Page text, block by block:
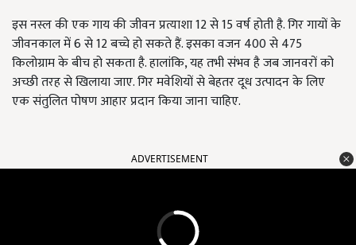
इस नस्ल की एक गाय की जीवन प्रत्याशा 12 से 15 वर्ष होती है. गिर गायों के
जीवनकाल में 6 से 12 बच्चे हो सकते हैं. इसका वजन 400 से 475
किलोग्राम के बीच हो सकता है. हालांकि, यह तभी संभव है जब जानवरों को
अच्छी तरह से खिलाया जाए. गिर मवेशियों से बेहतर दूध उत्पादन के लिए
एक संतुलित पोषण आहार प्रदान किया जाना चाहिए.
ADVERTISEMENT